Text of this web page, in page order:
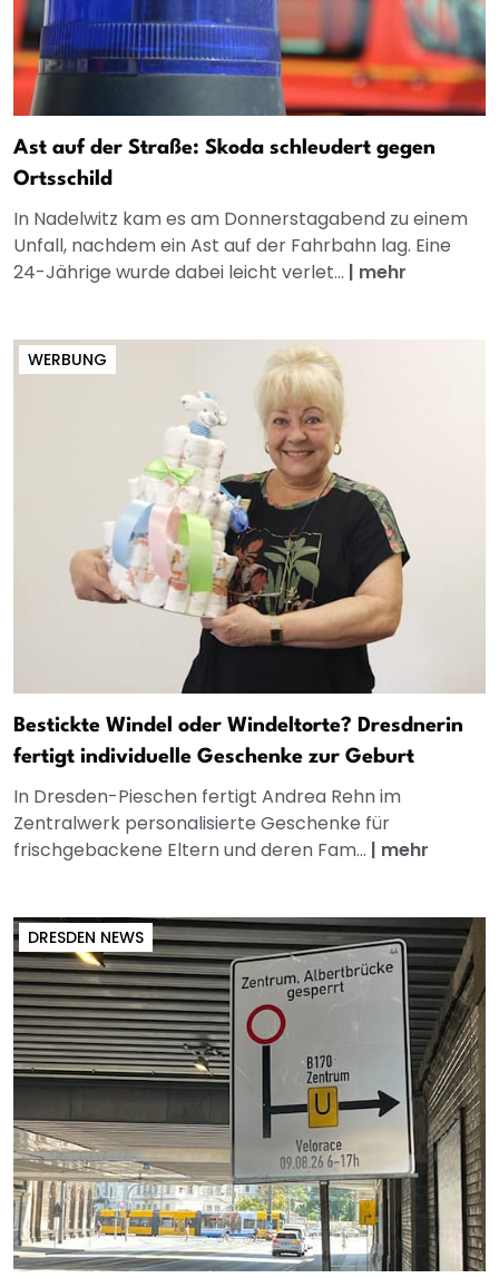
Ast auf der Straße: Skoda schleudert gegen
Ortsschild
In Nadelwitz kam es am Donnerstagabend zu einem
Unfall, nachdem ein Ast auf der Fahrbahn lag. Eine
24-Jährige wurde dabei leicht verlet... | mehr
WERBUNG
Bestickte Windel oder Windeltorte? Dresdnerin
fertigt individuelle Geschenke zur Geburt
In Dresden-Pieschen fertigt Andrea Rehn im
Zentralwerk personalisierte Geschenke für
frischgebackene Eltern und deren Fam... | mehr
DRESDEN NEWS